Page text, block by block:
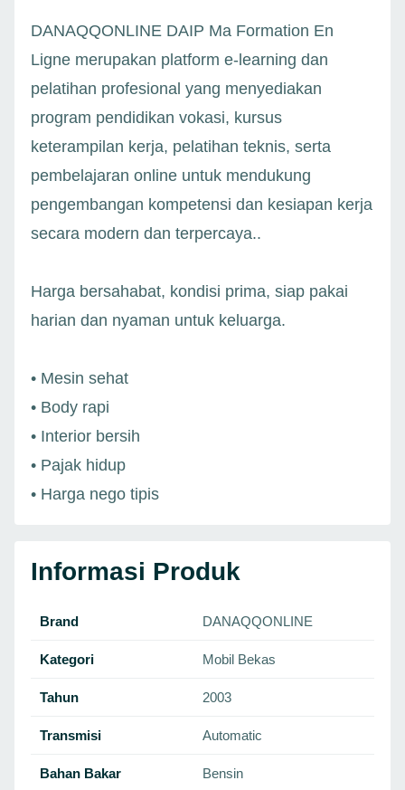
DANAQQONLINE DAIP Ma Formation En
Ligne merupakan platform e-learning dan
pelatihan profesional yang menyediakan
program pendidikan vokasi, kursus
keterampilan kerja, pelatihan teknis, serta
pembelajaran online untuk mendukung
pengembangan kompetensi dan kesiapan kerja
secara modern dan terpercaya..
Harga bersahabat, kondisi prima, siap pakai
harian dan nyaman untuk keluarga.
• Mesin sehat
• Body rapi
• Interior bersih
• Pajak hidup
• Harga nego tipis
Informasi Produk
Brand DANAQQONLINE
Kategori Mobil Bekas
Tahun 2003
Transmisi Automatic
Bahan Bakar Bensin